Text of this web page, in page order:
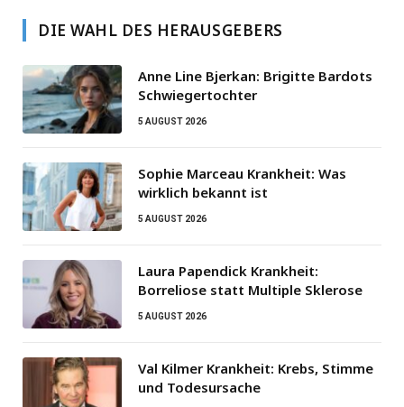
DIE WAHL DES HERAUSGEBERS
Anne Line Bjerkan: Brigitte Bardots
Schwiegertochter
5 AUGUST 2026
Sophie Marceau Krankheit: Was
wirklich bekannt ist
5 AUGUST 2026
Laura Papendick Krankheit:
Borreliose statt Multiple Sklerose
5 AUGUST 2026
Val Kilmer Krankheit: Krebs, Stimme
und Todesursache